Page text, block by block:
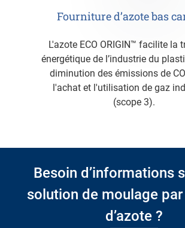
Fourniture d’azote bas
L'azote ECO ORIGIN™ facilite la transition
énergétique de l’industrie du
diminution des émissions de
l'achat et l'utilisation de gaz
(scope 3).
Besoin d’informations
solution de moulage
d’azote ?